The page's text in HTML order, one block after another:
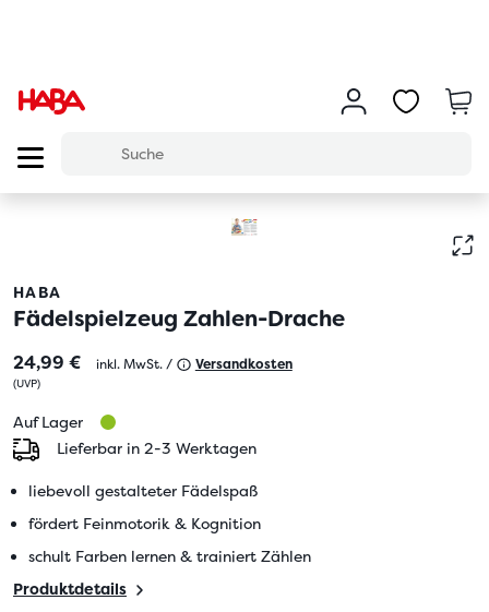
HABA
Fädelspielzeug Zahlen-Drache
24,99 € inkl. MwSt. / Versandkosten
(UVP)
Auf Lager
Lieferbar in 2-3 Werktagen
liebevoll gestalteter Fädelspaß
fördert Feinmotorik & Kognition
schult Farben lernen & trainiert Zählen
Produktdetails